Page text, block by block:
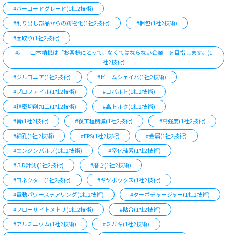
#バーコードグレード(1社2技術)
#削り出し部品からの鋳物化(1社2技術)
#梱包(1社2技術)
#面取り(1社2技術)
#。 山本精機は「お客様にとって、なくてはならない企業」を目指します。(1
社2技術)
#ジルコニア(1社2技術)
#ビームシェイパ(1社2技術)
#プロファイル(1社2技術)
#コバルト(1社2技術)
#精密切削加工(1社2技術)
#高トルク(1社2技術)
#音(1社2技術)
#後工程削減(1社2技術)
#高強度(1社2技術)
#細孔(1社2技術)
#EPS(1社2技術)
#金属(1社2技術)
#エンジンバルブ(1社2技術)
#窒化珪素(1社2技術)
#３D計測(1社2技術)
#磨き(1社2技術)
#コネクター(1社2技術)
#ギヤボックス(1社2技術)
#電動パワーステアリング(1社2技術)
#ターボチャージャー(1社2技術)
#フローサイトメトリ(1社2技術)
#貼合(1社2技術)
#アルミニウム(1社2技術)
#ミガキ(1社2技術)